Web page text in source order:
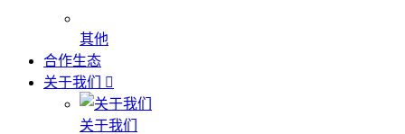
其他
合作生态
关于我们
关于我们